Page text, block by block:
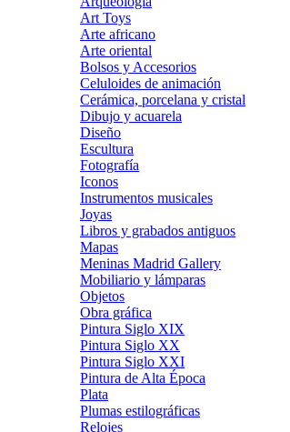
Art Toys
Arte africano
Arte oriental
Bolsos y Accesorios
Celuloides de animación
Cerámica, porcelana y cristal
Dibujo y acuarela
Diseño
Escultura
Fotografía
Iconos
Instrumentos musicales
Joyas
Libros y grabados antiguos
Mapas
Meninas Madrid Gallery
Mobiliario y lámparas
Objetos
Obra gráfica
Pintura Siglo XIX
Pintura Siglo XX
Pintura Siglo XXI
Pintura de Alta Época
Plata
Plumas estilográficas
Relojes